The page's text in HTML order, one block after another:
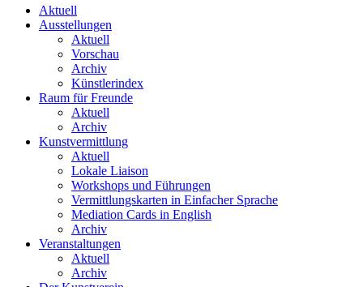
Aktuell
Ausstellungen
Aktuell
Vorschau
Archiv
Künstlerindex
Raum für Freunde
Aktuell
Archiv
Kunstvermittlung
Aktuell
Lokale Liaison
Workshops und Führungen
Vermittlungskarten in Einfacher Sprache
Mediation Cards in English
Archiv
Veranstaltungen
Aktuell
Archiv